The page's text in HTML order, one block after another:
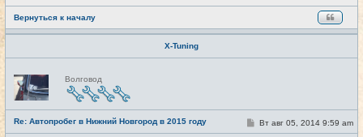
Вернуться к началу
X-Tuning
Н
е
в
с
е
т
и
Волговод
Re: Автопробег в Нижний Новгород в 2015 году #9
С
о
Вт авг 05, 2014 9:59 am